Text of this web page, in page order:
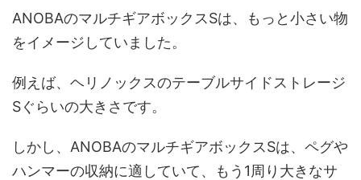
ANOBAのマルチギアボックスSは、もっと小さい物
をイメージしていました。
例えば、ヘリノックスのテーブルサイドストレージ
Sぐらいの大きさです。
しかし、ANOBAのマルチギアボックスSは、ペグや
ハンマーの収納に適していて、もう1周り大きなサ